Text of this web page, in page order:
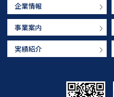
企業情報
事業案内
実績紹介